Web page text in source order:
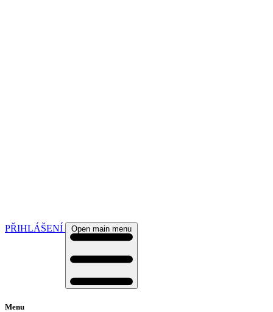
PŘIHLÁŠENÍ Open main menu
Menu